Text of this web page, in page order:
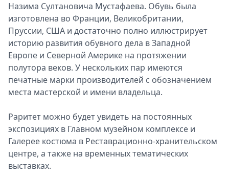
Назима Султановича Мустафаева. Обувь была
изготовлена во Франции, Великобритании,
Пруссии, США и достаточно полно иллюстрирует
историю развития обувного дела в Западной
Европе и Северной Америке на протяжении
полутора веков. У нескольких пар имеются
печатные марки производителей с обозначением
места мастерской и имени владельца.
Раритет можно будет увидеть на постоянных
экспозициях в Главном музейном комплексе и
Галерее костюма в Реставрационно-хранительском
центре, а также на временных тематических
выставках.